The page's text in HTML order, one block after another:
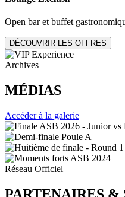
Open bar et buffet
DÉCOUVRIR LES OFFRES
Archives
MÉDIAS
Accéder à la galerie
Réseau Officiel
PARTENAIRES &